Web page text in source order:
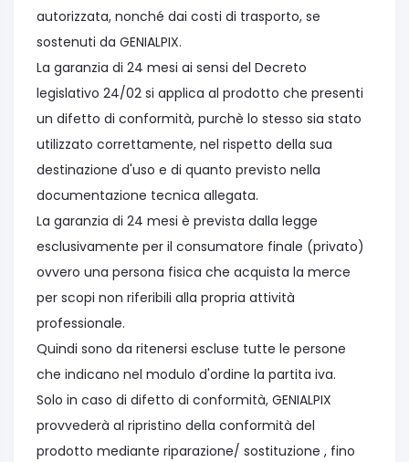
autorizzata, nonché dai costi di trasporto, se
sostenuti da GENIALPIX.
La garanzia di 24 mesi ai sensi del Decreto
legislativo 24/02 si applica al prodotto che presenti
un difetto di conformità, purchè lo stesso sia stato
utilizzato correttamente, nel rispetto della sua
destinazione d'uso e di quanto previsto nella
documentazione tecnica allegata.
La garanzia di 24 mesi è prevista dalla legge
esclusivamente per il consumatore finale (privato)
ovvero una persona fisica che acquista la merce
per scopi non riferibili alla propria attività
professionale.
Quindi sono da ritenersi escluse tutte le persone
che indicano nel modulo d'ordine la partita iva.
Solo in caso di difetto di conformità, GENIALPIX
provvederà al ripristino della conformità del
prodotto mediante riparazione/ sostituzione , fino